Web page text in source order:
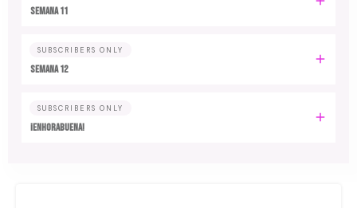
Semana 11
SUBSCRIBERS ONLY
Semana 12
SUBSCRIBERS ONLY
¡Enhorabuena!